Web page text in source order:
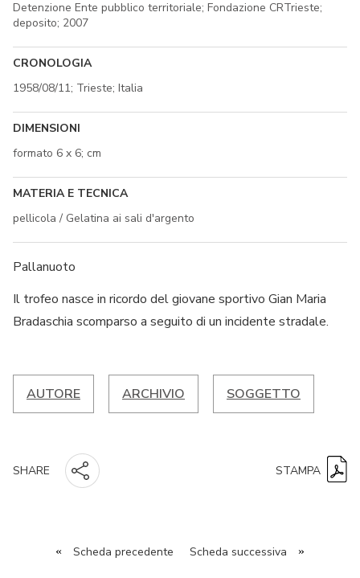
Detenzione Ente pubblico territoriale; Fondazione CRTrieste;
deposito; 2007
CRONOLOGIA
1958/08/11; Trieste; Italia
DIMENSIONI
formato 6 x 6; cm
MATERIA E TECNICA
pellicola / Gelatina ai sali d'argento
Pallanuoto
Il trofeo nasce in ricordo del giovane sportivo Gian Maria
Bradaschia scomparso a seguito di un incidente stradale.
AUTORE ARCHIVIO SOGGETTO
SHARE STAMPA
« Scheda precedente Scheda successiva »